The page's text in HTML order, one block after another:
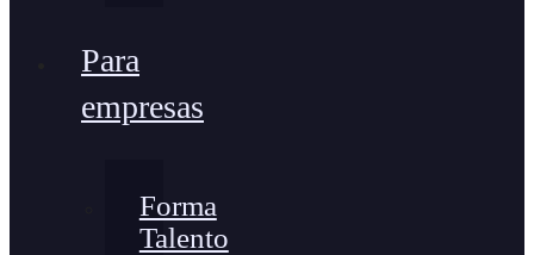
Para
empresas
Forma
Talento